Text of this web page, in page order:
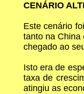
CENÁRIO
Este cenário
tanto na China
chegado ao
Isto era de
taxa de
atingiu as